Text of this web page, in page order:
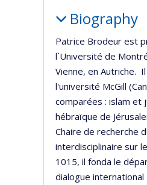
Biography
Patrice Brodeur est
l`Université de
Vienne, en Autriche.
l'université McGill
comparées : islam et
hébraïque de
Chaire de recherche
interdisciplinaire sur
1015, il fonda le
dialogue international